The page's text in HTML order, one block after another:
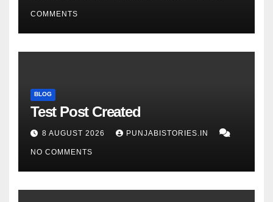
COMMENTS
BLOG
Test Post Created
8 AUGUST 2026 PUNJABISTORIES.IN
NO COMMENTS